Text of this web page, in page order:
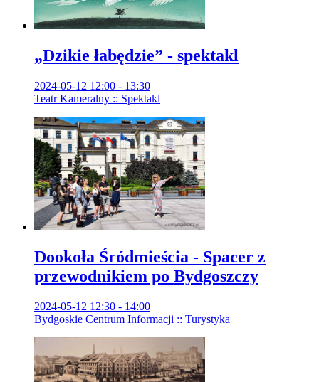
„Dzikie łabędzie” - spektakl
2024-05-12 12:00 - 13:30
Teatr Kameralny :: Spektakl
Dookoła Śródmieścia - Spacer z
przewodnikiem po Bydgoszczy
2024-05-12 12:30 - 14:00
Bydgoskie Centrum Informacji :: Turystyka